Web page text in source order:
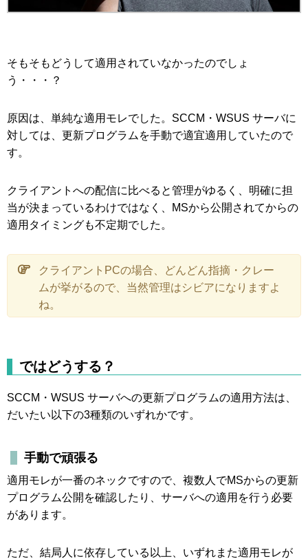
そもそもどうして適用されていなかったのでしょ
う・・・？
原因は、単純な適用モレでした。SCCM・WSUS サーバに
対しては、更新プログラムを手動で適宜適用していたので
す。
クライアントへの配信に比べると管理がゆるく、明確に担
当が決まっているわけではなく、MSから公開されてからの
適用タイミングも不定期でした。
クライアントPCの場合、どんどん指摘・クレー
ムが挙がるので、当然管理はシビアになりますよ
ね。
ではどうする？
SCCM・WSUS サーバへの更新プログラムの適用方法は、
だいたい以下の3種類のいずれかです。
手動で頑張る
適用モレが一番のネックですので、複数人でMSからの更新
プログラム公開を確認したり、サーバへの適用を行う必要
があります。
ただ、結局人に依存している以上、いずれまた適用モレが